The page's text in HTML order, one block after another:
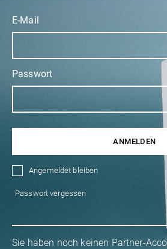
E-Mail
Passwort
ANMELDEN
Angemeldet bleiben
Passwort vergessen
Sie haben noch keinen Partner-